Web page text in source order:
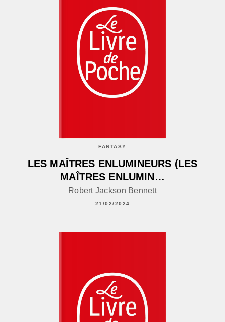
FANTASY
LES MAÎTRES ENLUMINEURS (LES
MAÎTRES ENLUMIN…
Robert Jackson Bennett
21/02/2024